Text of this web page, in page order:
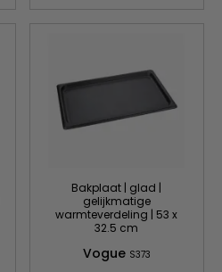
Bakplaat | glad |
gelijkmatige
warmteverdeling | 53 x
32.5 cm
Vogue S373